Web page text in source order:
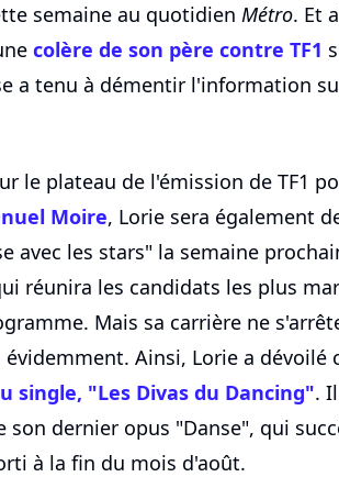
semaine au quotidien Métro. Et
colère de son père contre TF1
a tenu à démentir l'information
le plateau de l'émission de TF1
Moire, Lorie sera également
avec les stars" la semaine
réunira les candidats les plus
Mais sa carrière ne
évidemment. Ainsi, Lorie a dévoilé
single, "Les Divas du Dancing".
dernier opus "Danse", qui
à la fin du mois d'août.